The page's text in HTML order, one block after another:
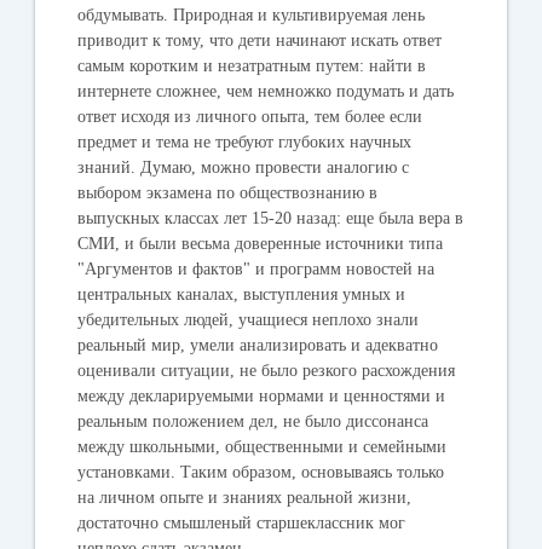
обдумывать. Природная и культивируемая лень
приводит к тому, что дети начинают искать ответ
самым коротким и незатратным путем: найти в
интернете сложнее, чем немножко подумать и дать
ответ исходя из личного опыта, тем более если
предмет и тема не требуют глубоких научных
знаний. Думаю, можно провести аналогию с
выбором экзамена по обществознанию в
выпускных классах лет 15-20 назад: еще была вера в
СМИ, и были весьма доверенные источники типа
"Аргументов и фактов" и программ новостей на
центральных каналах, выступления умных и
убедительных людей, учащиеся неплохо знали
реальный мир, умели анализировать и адекватно
оценивали ситуации, не было резкого расхождения
между декларируемыми нормами и ценностями и
реальным положением дел, не было диссонанса
между школьными, общественными и семейными
установками. Таким образом, основываясь только
на личном опыте и знаниях реальной жизни,
достаточно смышленый старшеклассник мог